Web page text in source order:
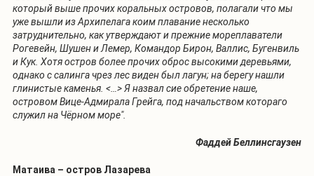
который выше прочих коральных островов, полагали что мы
уже вышли из Архипелага коим плавание несколько
затруднительно, как утверждают и прежние мореплаватели
Рогевейн, Шушен и Лемер, Командор Бирон, Валлис, Бугенвиль
и Кук. Хотя остров более прочих оброс высокими деревьями,
однако с салинга чрез лес виден был лагун; на берегу нашли
глинистые каменья. <…> Я назвал сие обретение наше,
островом Вице-Адмирала Грейга, под начальством котораго
служил на Чёрном море".
Фаддей Беллинсгаузен
Матаива – остров Лазарева